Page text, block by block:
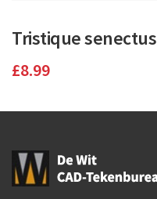
Tristique senectus
£8.99